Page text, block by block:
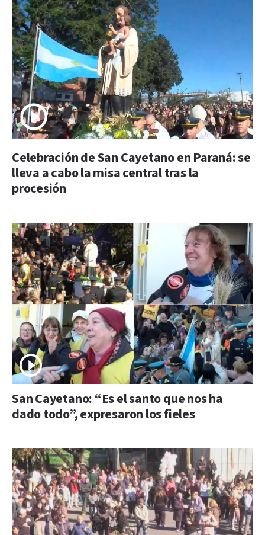
Celebración de San Cayetano en Paraná: se
lleva a cabo la misa central tras la
procesión
San Cayetano: “Es el santo que nos ha
dado todo”, expresaron los fieles